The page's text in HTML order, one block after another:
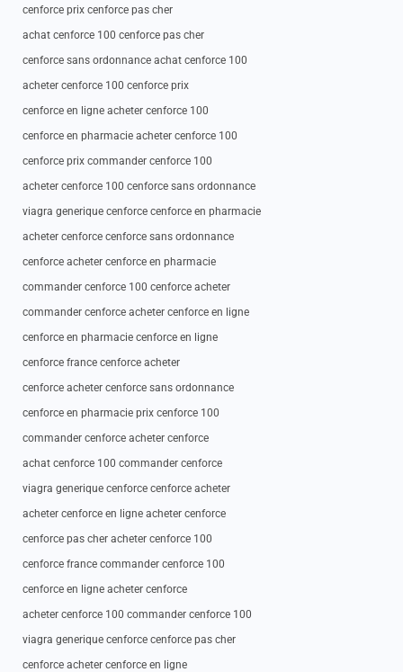
cenforce prix cenforce pas cher
achat cenforce 100 cenforce pas cher
cenforce sans ordonnance achat cenforce 100
acheter cenforce 100 cenforce prix
cenforce en ligne acheter cenforce 100
cenforce en pharmacie acheter cenforce 100
cenforce prix commander cenforce 100
acheter cenforce 100 cenforce sans ordonnance
viagra generique cenforce cenforce en pharmacie
acheter cenforce cenforce sans ordonnance
cenforce acheter cenforce en pharmacie
commander cenforce 100 cenforce acheter
commander cenforce acheter cenforce en ligne
cenforce en pharmacie cenforce en ligne
cenforce france cenforce acheter
cenforce acheter cenforce sans ordonnance
cenforce en pharmacie prix cenforce 100
commander cenforce acheter cenforce
achat cenforce 100 commander cenforce
viagra generique cenforce cenforce acheter
acheter cenforce en ligne acheter cenforce
cenforce pas cher acheter cenforce 100
cenforce france commander cenforce 100
cenforce en ligne acheter cenforce
acheter cenforce 100 commander cenforce 100
viagra generique cenforce cenforce pas cher
cenforce acheter cenforce en ligne